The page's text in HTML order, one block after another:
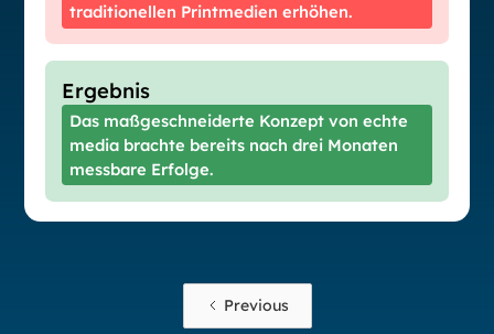
traditionellen Printmedien erhöhen.
Ergebnis
Das maßgeschneiderte Konzept von echte
media brachte bereits nach drei Monaten
messbare Erfolge.
Previous